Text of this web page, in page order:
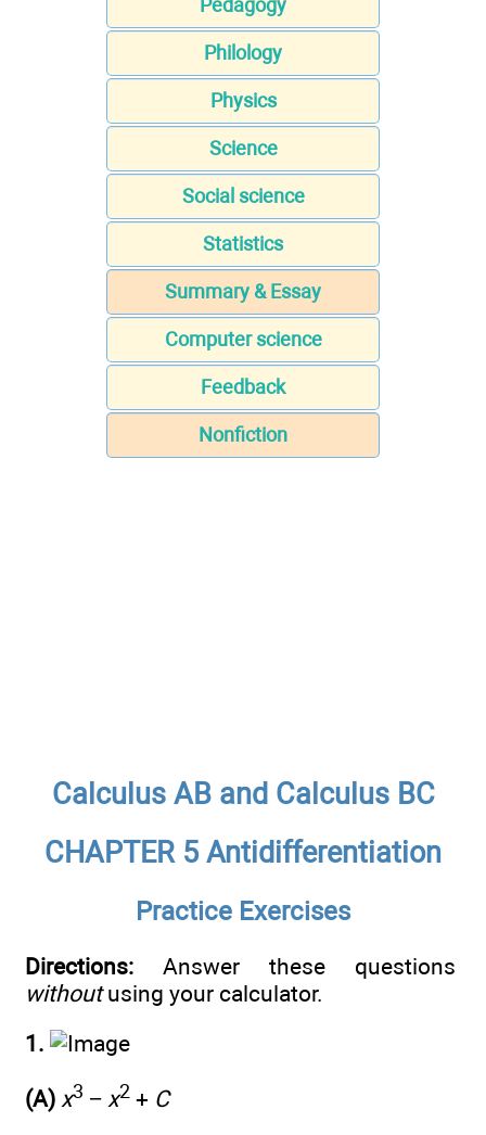
Pedagogy
Philology
Physics
Science
Social science
Statistics
Summary & Essay
Computer science
Feedback
Nonfiction
Calculus AB and Calculus BC
CHAPTER 5 Antidifferentiation
Practice Exercises
Directions:
Answer these questions
without using your calculator.
1.
(A) x3 − x2 + C